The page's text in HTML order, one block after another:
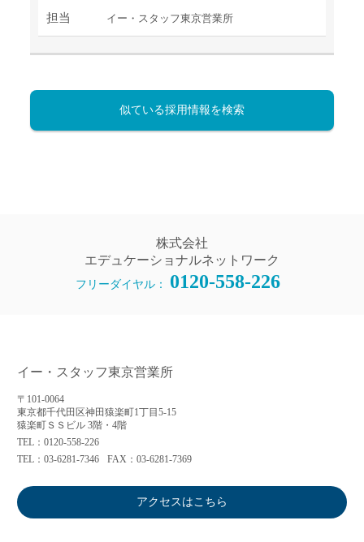
担当 イー・スタッフ東京営業所
似ている採用情報を検索
株式会社
エデュケーショナルネットワーク
フリーダイヤル： 0120-558-226
イー・スタッフ東京営業所
〒101-0064
東京都千代田区神田猿楽町1丁目5-15
猿楽町ＳＳビル 3階・4階
TEL：0120-558-226
TEL：03-6281-7346
FAX：03-6281-7369
アクセスはこちら